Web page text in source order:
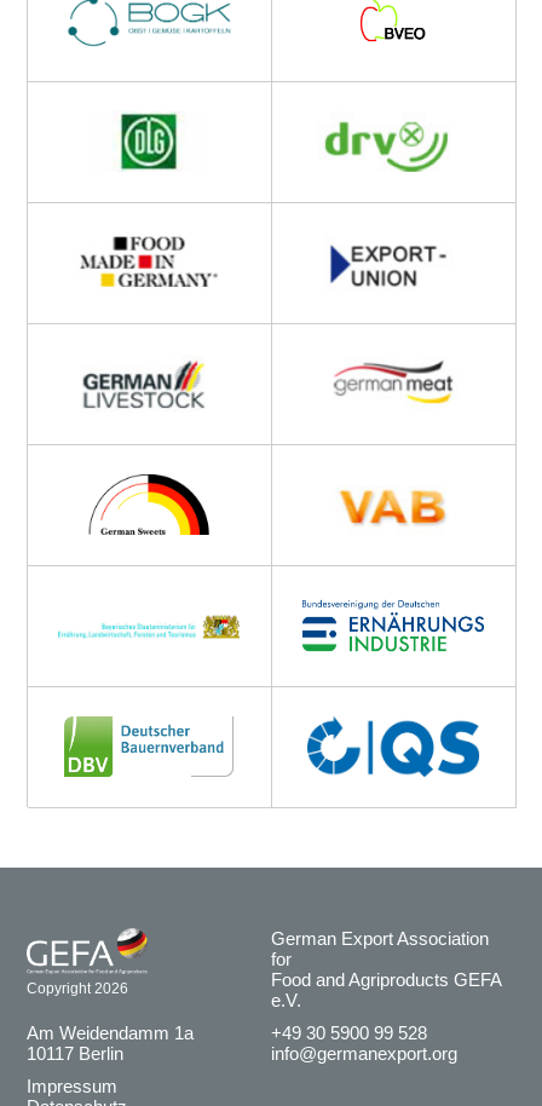
Copyright 2026
German Export Association
for
Food and Agriproducts GEFA
e.V.
Am Weidendamm 1a
10117 Berlin
+49 30 5900 99 528
info@germanexport.org
Impressum